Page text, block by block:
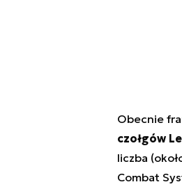
Obecnie
czołgów
liczba
Combat